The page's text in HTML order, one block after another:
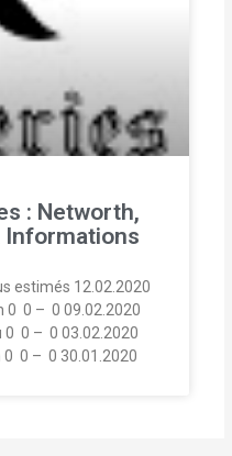
: Networth,
Informations
estimés 12.02.2020
 0 –  0 09.02.2020
 0 –  0 03.02.2020
 0 –  0 30.01.2020